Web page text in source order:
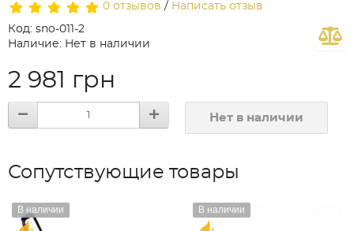
0 отзывов / Написать отзыв
Код: sno-011-2
Наличие: Нет в наличии
2 981 грн
Нет в наличии
Сопутствующие товары
В наличии В наличии